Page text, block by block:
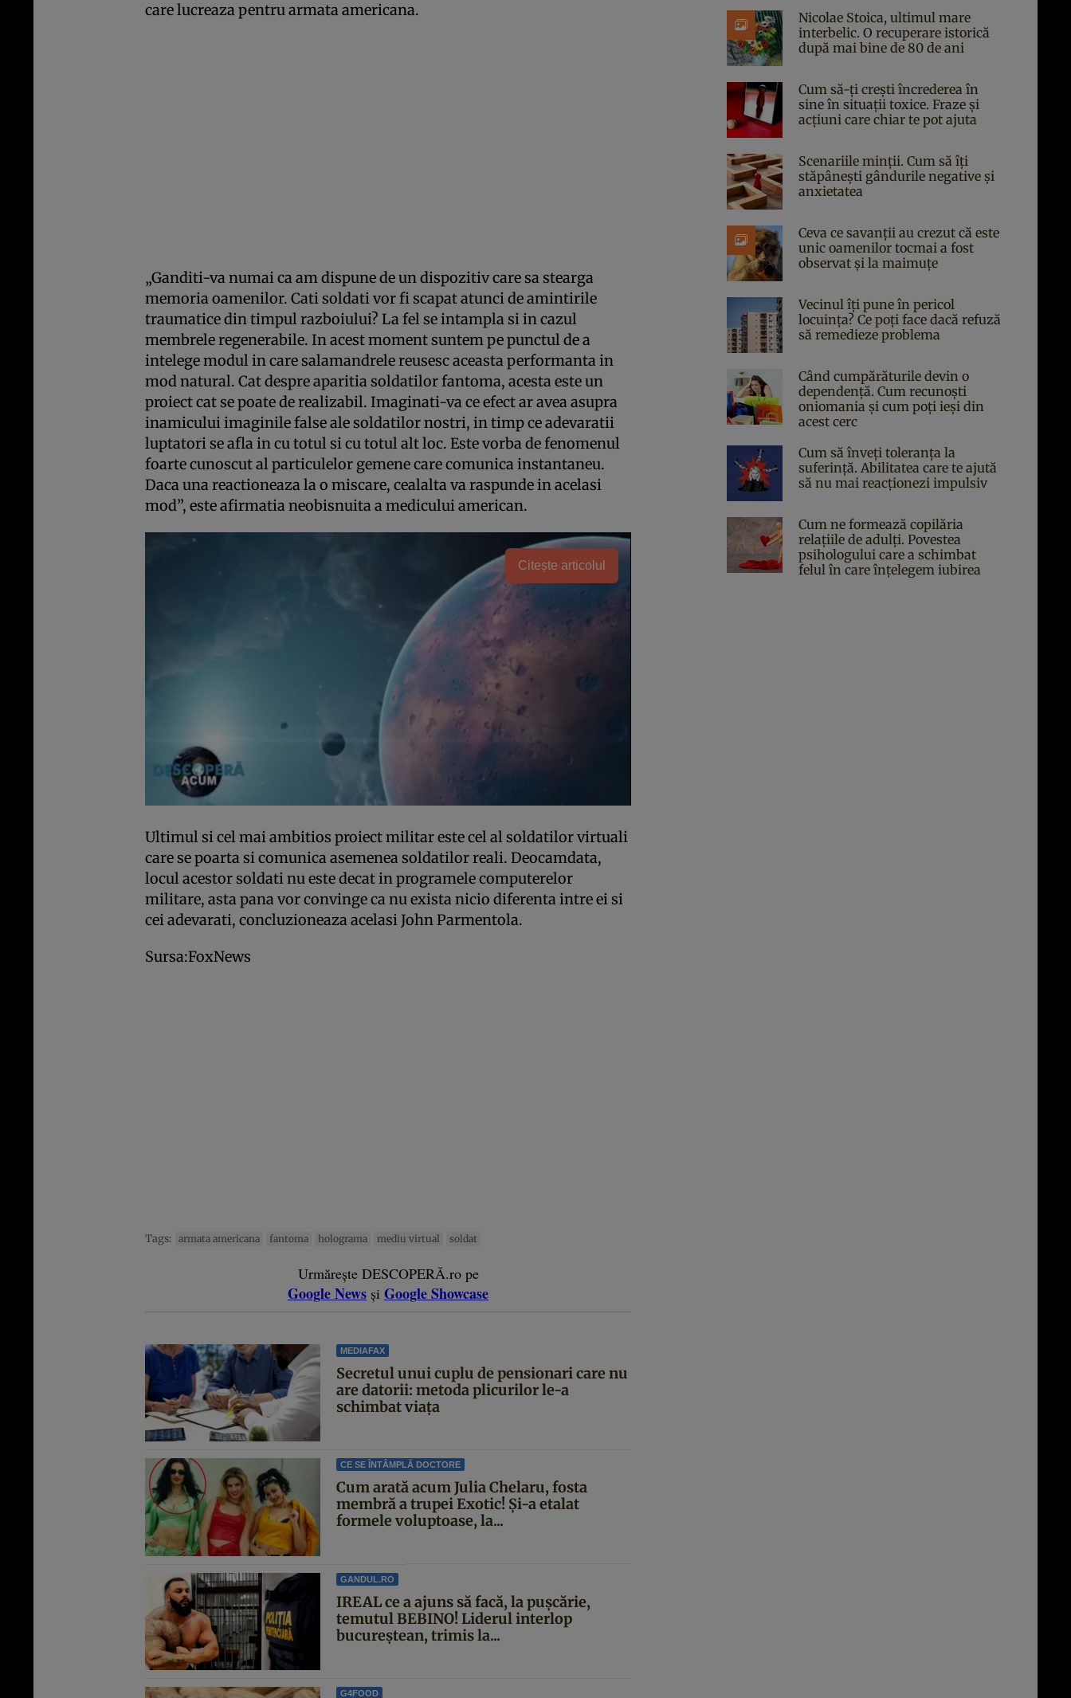
care lucreaza pentru armata americana.
„Ganditi-va numai ca am dispune de un dispozitiv care sa stearga
memoria oamenilor. Cati soldati vor fi scapat atunci de amintirile
traumatice din timpul razboiului? La fel se intampla si in cazul
membrele regenerabile. In acest moment suntem pe punctul de a
intelege modul in care salamandrele reusesc aceasta performanta in
mod natural. Cat despre aparitia soldatilor fantoma, acesta este un
proiect cat se poate de realizabil. Imaginati-va ce efect ar avea asupra
inamicului imaginile false ale soldatilor nostri, in timp ce adevaratii
luptatori se afla in cu totul si cu totul alt loc. Este vorba de fenomenul
foarte cunoscut al particulelor gemene care comunica instantaneu.
Daca una reactioneaza la o miscare, cealalta va raspunde in acelasi
mod”, este afirmatia neobisnuita a medicului american.
Citește articolul
Ultimul si cel mai ambitios proiect militar este cel al soldatilor virtuali
care se poarta si comunica asemenea soldatilor reali. Deocamdata,
locul acestor soldati nu este decat in programele computerelor
militare, asta pana vor convinge ca nu exista nicio diferenta intre ei si
cei adevarati, concluzioneaza acelasi John Parmentola.
Sursa:FoxNews
Tags: armata americana fantoma holograma mediu virtual soldat
Urmărește DESCOPERĂ.ro pe
Google News și Google Showcase
MEDIAFAX
Secretul unui cuplu de pensionari care nu
are datorii: metoda plicurilor le-a
schimbat viața
CE SE ÎNTÂMPLĂ DOCTORE
Cum arată acum Julia Chelaru, fosta
membră a trupei Exotic! Și-a etalat
formele voluptoase, la...
GANDUL.RO
IREAL ce a ajuns să facă, la pușcărie,
temutul BEBINO! Liderul interlop
bucureștean, trimis la...
G4FOOD
Nicolae Stoica, ultimul mare
interbelic. O recuperare istorică
după mai bine de 80 de ani
Cum să-ți crești încrederea în
sine în situații toxice. Fraze și
acțiuni care chiar te pot ajuta
Scenariile minții. Cum să îți
stăpânești gândurile negative și
anxietatea
Ceva ce savanții au crezut că este
unic oamenilor tocmai a fost
observat și la maimuțe
Vecinul îți pune în pericol
locuința? Ce poți face dacă refuză
să remedieze problema
Când cumpărăturile devin o
dependență. Cum recunoști
oniomania și cum poți ieși din
acest cerc
Cum să înveți toleranța la
suferință. Abilitatea care te ajută
să nu mai reacționezi impulsiv
Cum ne formează copilăria
relațiile de adulți. Povestea
psihologului care a schimbat
felul în care înțelegem iubirea